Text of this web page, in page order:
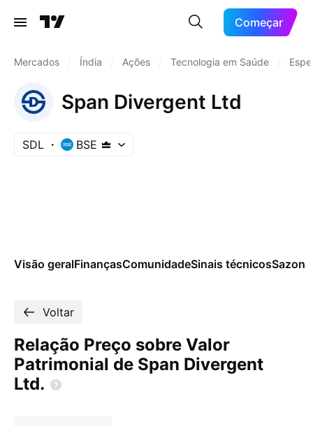
Começar
Mercados Índia Ações Tecnologia em Saúde
Span Divergent Ltd
SDL BSE
Visão geralFinançasComunidadeSinais técnicos
Voltar
Relação Preço sobre Valor
Patrimonial de Span Divergent
Ltd.